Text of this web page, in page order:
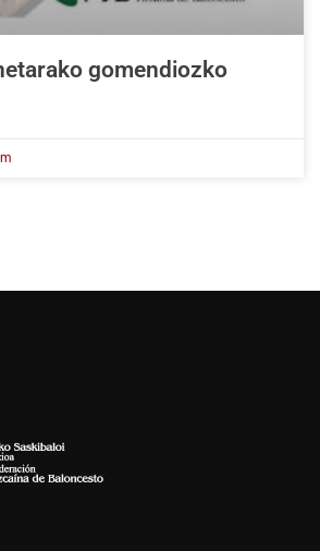
gomendiozko